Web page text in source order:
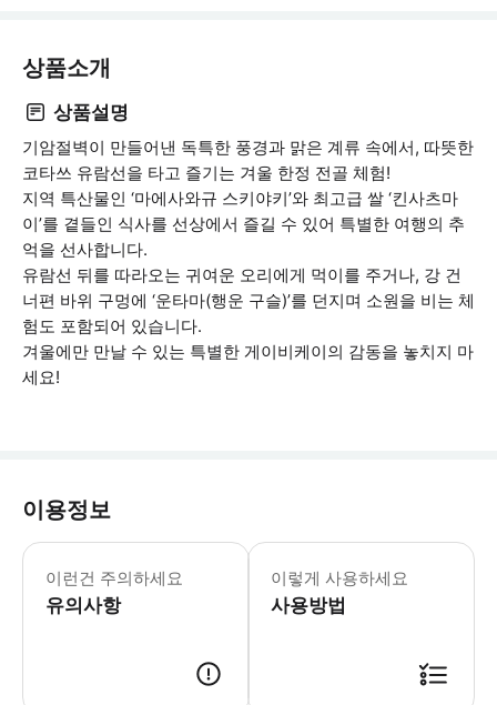
상품소개
상품설명
기암절벽이 만들어낸 독특한 풍경과 맑은 계류 속에서, 따뜻한
코타쓰 유람선을 타고 즐기는 겨울 한정 전골 체험!
지역 특산물인 ‘마에사와규 스키야키’와 최고급 쌀 ‘킨사츠마
이’를 곁들인 식사를 선상에서 즐길 수 있어 특별한 여행의 추
억을 선사합니다.
유람선 뒤를 따라오는 귀여운 오리에게 먹이를 주거나, 강 건
너편 바위 구멍에 ‘운타마(행운 구슬)’를 던지며 소원을 비는 체
험도 포함되어 있습니다.
겨울에만 만날 수 있는 특별한 게이비케이의 감동을 놓치지 마
세요!
이용정보
이런건 주의하세요
유의사항
이렇게 사용하세요
사용방법